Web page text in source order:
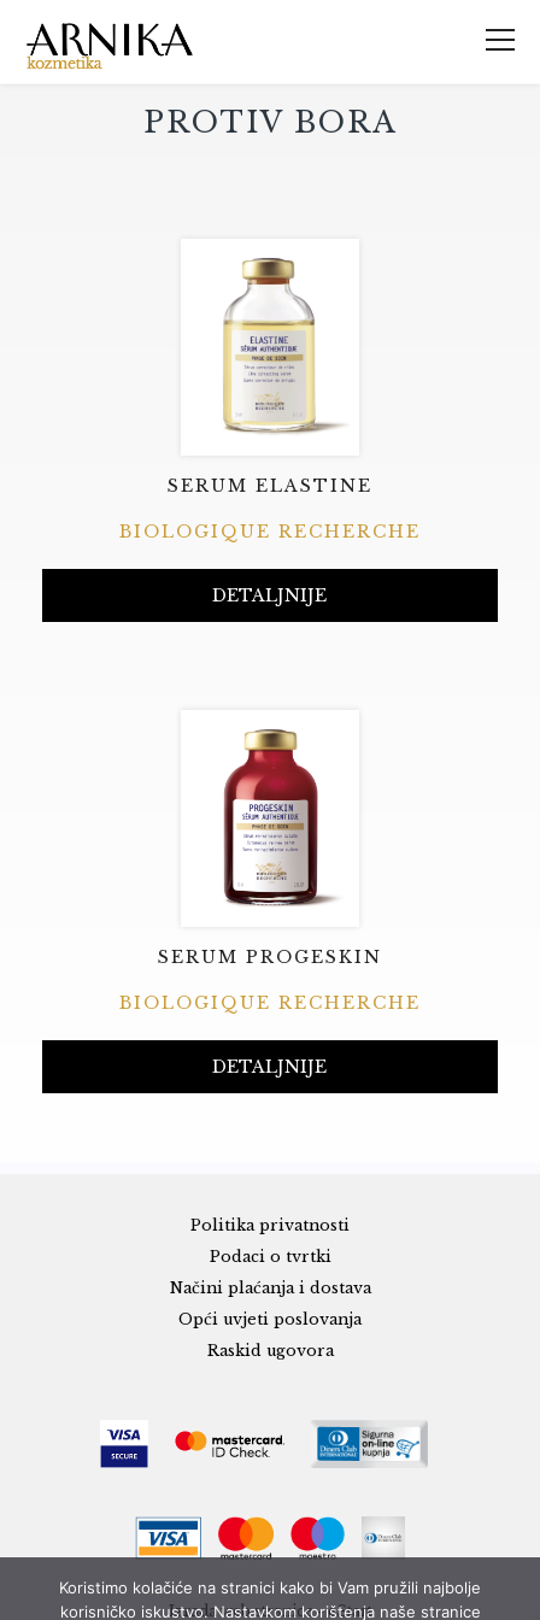
PROTIV BORA
SERUM ELASTINE
BIOLOGIQUE RECHERCHE
DETALJNIJE
SERUM PROGESKIN
BIOLOGIQUE RECHERCHE
DETALJNIJE
Politika privatnosti
Podaci o tvrtki
Načini plaćanja i dostava
Opći uvjeti poslovanja
Raskid ugovora
Izrada web stranice - eStart
Koristimo kolačiće na stranici kako bi Vam pružili najbolje
korisničko iskustvo. Nastavkom korištenja naše stranice